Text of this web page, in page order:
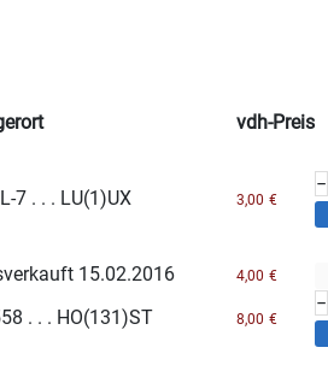
vdh-Preis
7 . . . LU(1)UX 3,00 €
−
15.02.2016 4,00 €
. . . HO(131)ST 8,00 €
−